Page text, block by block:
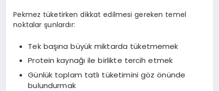
Pekmez tüketirken dikkat edilmesi gereken temel
noktalar şunlardır:
Tek başına büyük miktarda tüketmemek
Protein kaynağı ile birlikte tercih etmek
Günlük toplam tatlı tüketimini göz önünde
bulundurmak